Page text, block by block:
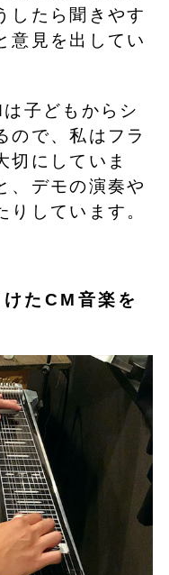
したら聞きやす
意見を出してい
子どもからシ
ので、私はフラ
切にしていま
、デモの演奏や
りしています。
たCM音楽を